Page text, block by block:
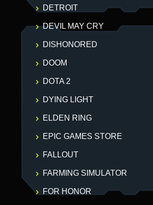
DETROIT
DEVIL MAY CRY
DISHONORED
DOOM
DOTA 2
DYING LIGHT
ELDEN RING
EPIC GAMES STORE
FALLOUT
FARMING SIMULATOR
FOR HONOR